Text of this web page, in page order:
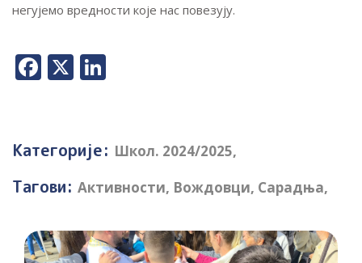
негујемо вредности које нас повезују.
Facebook
X
Категорије: Школ. 2024/2025,
Тагови: Активности, Вождовци, Сарадња,